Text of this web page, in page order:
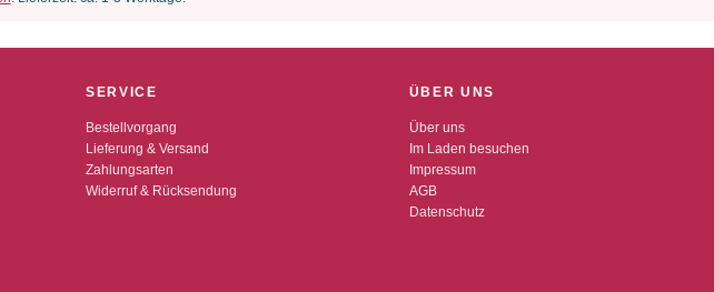
SERVICE
Bestellvorgang
Lieferung & Versand
Zahlungsarten
Widerruf & Rücksendung
ÜBER UNS
Über uns
Im Laden besuchen
Impressum
AGB
Datenschutz